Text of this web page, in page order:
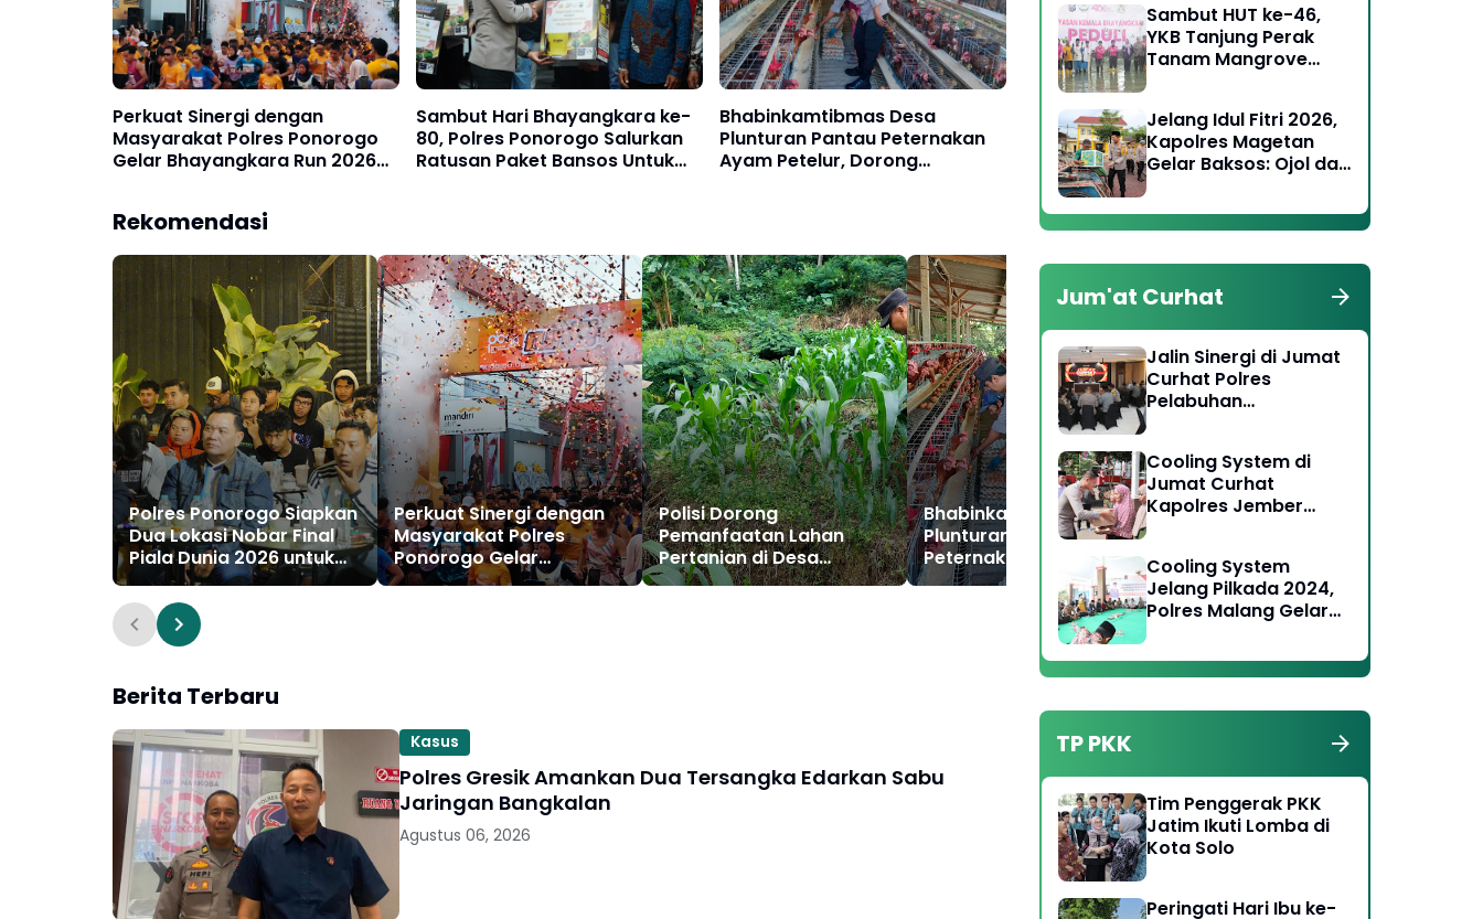
Perkuat Sinergi dengan
Masyarakat Polres Ponorogo
Gelar Bhayangkara Run 2026
Sambut Hari Bhayangkara ke-
80, Polres Ponorogo Salurkan
Ratusan Paket Bansos Untuk
Bhabinkamtibmas Desa
Plunturan Pantau Peternakan
Ayam Petelur, Dorong
Rekomendasi
Polres Ponorogo Siapkan
Dua Lokasi Nobar Final
Piala Dunia 2026 untuk
Masyarakat
Perkuat Sinergi dengan
Masyarakat Polres
Ponorogo Gelar
Bhayangkara Run 2026
Polisi Dorong
Pemanfaatan Lahan
Pertanian di Desa
Ngrogung untuk
Bhabinkamtibmas Desa
Plunturan Pantau
Peternakan Ayam
Petelur, Dorong
Kemandirian Pangan
Polres Ponorogo
Intensifkan Patroli
Antisipasi Konvoi dan
saat Pengesahan Warga
PSHT
Berita Terbaru
Kasus
Polres Gresik Amankan Dua Tersangka Edarkan Sabu
Jaringan Bangkalan
Agustus 06, 2026
Sambut HUT ke-46,
YKB Tanjung Perak
Tanam Mangrove
Jelang Idul Fitri 2026,
Kapolres Magetan
Gelar Baksos: Ojol dan
Bingkisan Lebaran
Jum'at Curhat
Jalin Sinergi di Jumat
Curhat Polres
Pelabuhan
Kamtibmas
Cooling System di
Jumat Curhat
Kapolres Jember
Pilkada 2024
Cooling System
Jelang Pilkada 2024,
Polres Malang Gelar
di Wonosari
TP PKK
Tim Penggerak PKK
Jatim Ikuti Lomba di
Kota Solo
Peringati Hari Ibu ke-